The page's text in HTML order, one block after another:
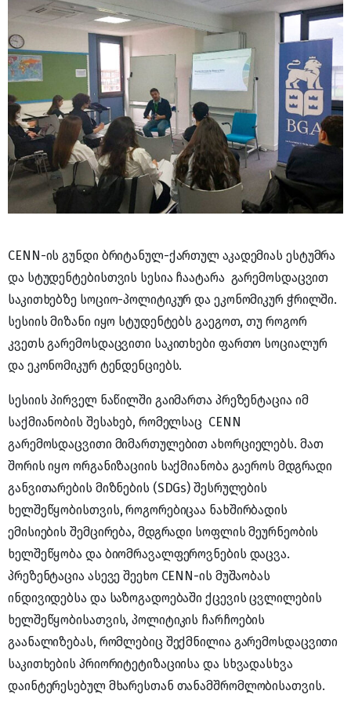
CENN-ის გუნდი ბრიტანულ-ქართულ აკადემიას ესტუმრა
და სტუდენტებისთვის სესია ჩაატარა გარემოსდაცვით
საკითხებზე სოციო-პოლიტიკურ და ეკონომიკურ ჭრილში.
სესიის მიზანი იყო სტუდენტებს გაეგოთ, თუ როგორ
კვეთს გარემოსდაცვითი საკითხები ფართო სოციალურ
და ეკონომიკურ ტენდენციებს.
სესიის პირველ ნაწილში გაიმართა პრეზენტაცია იმ
საქმიანობის შესახებ, რომელსაც CENN
გარემოსდაცვითი მიმართულებით ახორციელებს. მათ
შორის იყო ორგანიზაციის საქმიანობა გაეროს მდგრადი
განვითარების მიზნების (SDGs) შესრულების
ხელშეწყობისთვის, როგორებიცაა ნახშირბადის
ემისიების შემცირება, მდგრადი სოფლის მეურნეობის
ხელშეწყობა და ბიომრავალფეროვნების დაცვა.
პრეზენტაცია ასევე შეეხო CENN-ის მუშაობას
ინდივიდებსა და საზოგადოებაში ქცევის ცვლილების
ხელშეწყობისათვის, პოლიტიკის ჩარჩოების
გაანალიზებას, რომლებიც შექმნილია გარემოსდაცვითი
საკითხების პრიორიტეტიზაციისა და სხვადასხვა
დაინტერესებულ მხარესთან თანამშრომლობისათვის.